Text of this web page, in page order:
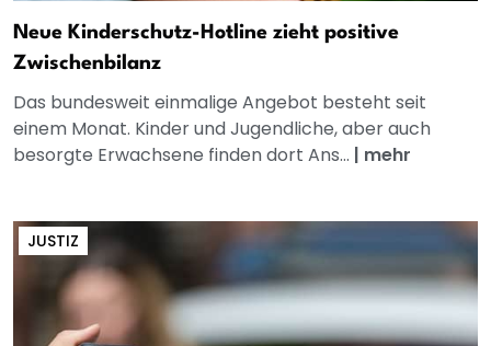
Neue Kinderschutz-Hotline zieht positive
Zwischenbilanz
Das bundesweit einmalige Angebot besteht seit
einem Monat. Kinder und Jugendliche, aber auch
besorgte Erwachsene finden dort Ans... | mehr
JUSTIZ